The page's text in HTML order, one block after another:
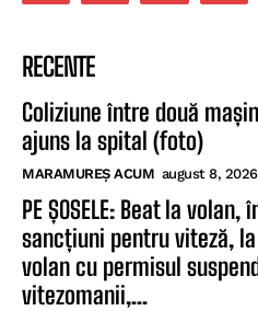
RECENTE
Coliziune între două
ajuns la spital (foto)
MARAMUREȘ ACUM august 8, 2026
PE ȘOSELE: Beat la volan,
sancțiuni pentru viteză,
volan cu permisul
vitezomanii,...